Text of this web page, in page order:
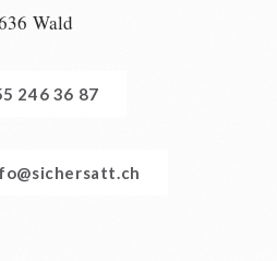
Wald
246 36 87